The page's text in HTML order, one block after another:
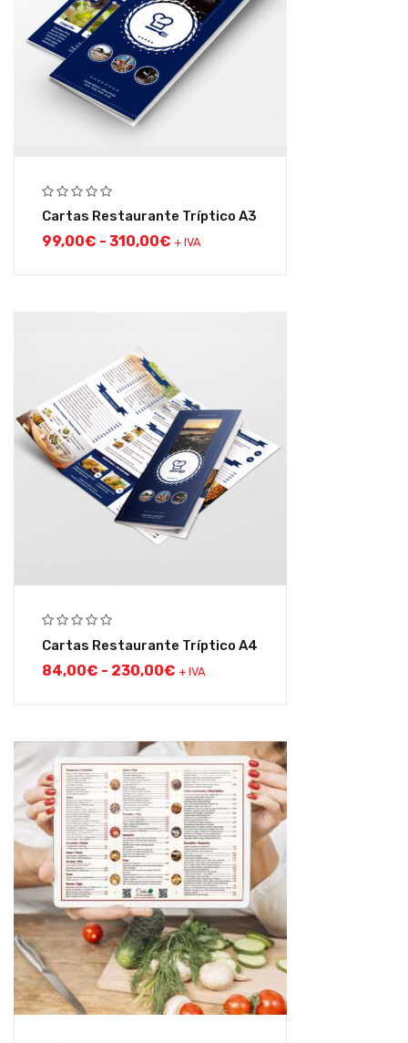
Cartas Restaurante Tríptico A3
99,00€ - 310,00€ + IVA
Cartas Restaurante Tríptico A4
84,00€ - 230,00€ + IVA